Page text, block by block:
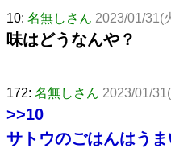
10: 名無しさん 2023/01/31(
味はどうなんや？
172: 名無しさん 2023/01/
>>10
サトウのごはんはう